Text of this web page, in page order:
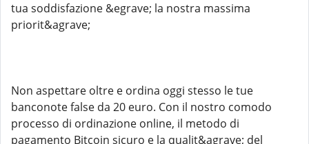
tua soddisfazione &egrave; la nostra massima
priorit&agrave;
Non aspettare oltre e ordina oggi stesso le tue
banconote false da 20 euro. Con il nostro comodo
processo di ordinazione online, il metodo di
pagamento Bitcoin sicuro e la qualit&agrave; del